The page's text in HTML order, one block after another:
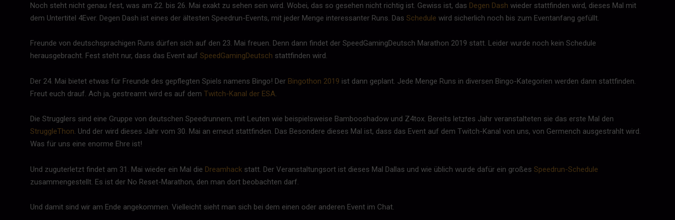
Noch steht nicht genau fest, was am 22. bis 26. Mai exakt zu sehen sein wird. Wobei, das so gesehen nicht richtig ist. Gewiss ist, das Degen Dash wieder stattfinden wird, dieses Mal mit
dem Untertitel 4Ever. Degen Dash ist eines der ältesten Speedrun-Events, mit jeder Menge interessanter Runs. Das Schedule wird sicherlich noch bis zum Eventanfang gefüllt.
Freunde von deutschsprachigen Runs dürfen sich auf den 23. Mai freuen. Denn dann findet der SpeedGamingDeutsch Marathon 2019 statt. Leider wurde noch kein Schedule
herausgebracht. Fest steht nur, dass das Event auf SpeedGamingDeutsch stattfinden wird.
Der 24. Mai bietet etwas für Freunde des gepflegten Spiels namens Bingo! Der Bingothon 2019 ist dann geplant. Jede Menge Runs in diversen Bingo-Kategorien werden dann stattfinden.
Freut euch drauf. Ach ja, gestreamt wird es auf dem Twitch-Kanal der ESA.
Die Strugglers sind eine Gruppe von deutschen Speedrunnern, mit Leuten wie beispielsweise Bambooshadow und Z4tox. Bereits letztes Jahr veranstalteten sie das erste Mal den
StruggleThon. Und der wird dieses Jahr vom 30. Mai an erneut stattfinden. Das Besondere dieses Mal ist, dass das Event auf dem Twitch-Kanal von uns, von Germench ausgestrahlt wird.
Was für uns eine enorme Ehre ist!
Und zuguterletzt findet am 31. Mai wieder ein Mal die Dreamhack statt. Der Veranstaltungsort ist dieses Mal Dallas und wie üblich wurde dafür ein großes Speedrun-Schedule
zusammengestellt. Es ist der No Reset-Marathon, den man dort beobachten darf.
Und damit sind wir am Ende angekommen. Vielleicht sieht man sich bei dem einen oder anderen Event im Chat.